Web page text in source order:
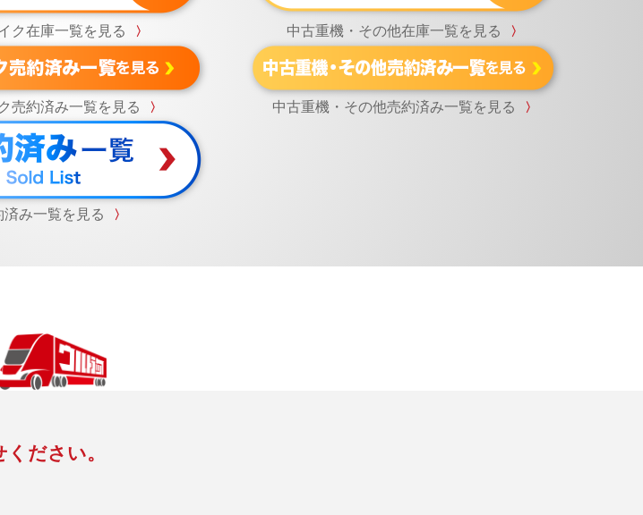
ク在庫一覧を見る 〉 中古重機・その他在庫一覧を見る 〉
売約済み一覧を見る 〉 中古重機・その他売約済み一覧を見る 〉
済み一覧を見る 〉
ださい。